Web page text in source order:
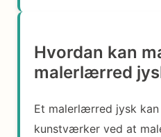
Hvordan kan
malerlærred
Et malerlærred jysk
kunstværker ved at